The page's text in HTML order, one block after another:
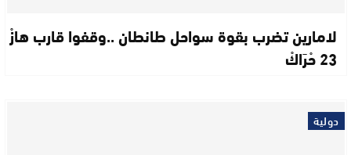
لامارين تضرب بقوة سواحل طانطان ..وقفوا قارب هازْ
23 حْرَاكْ
دولية